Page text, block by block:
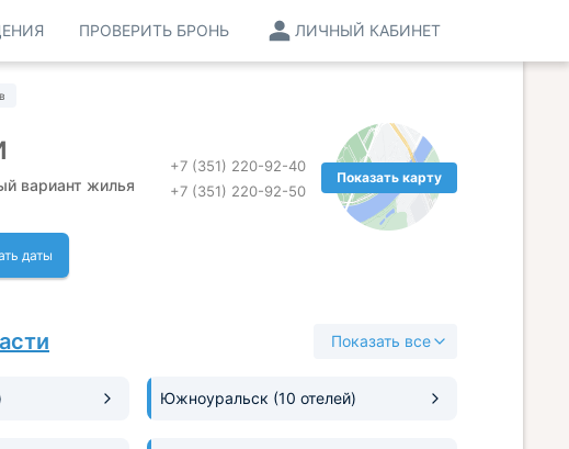
ЛИЧНЫЙ КАБИНЕТ
ПРОВЕРИТЬ БРОНЬ
Показать карту
+7 (351) 220-92-40
+7 (351) 220-92-50
вариант жилья
даты
Показать все
Южноуральск (10 отелей)